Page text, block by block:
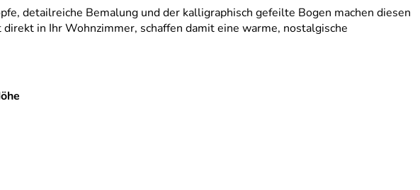
detailreiche Bemalung und der kalligraphisch gefeilte Bogen machen diesen
in Ihr Wohnzimmer, schaffen damit eine warme, nostalgische